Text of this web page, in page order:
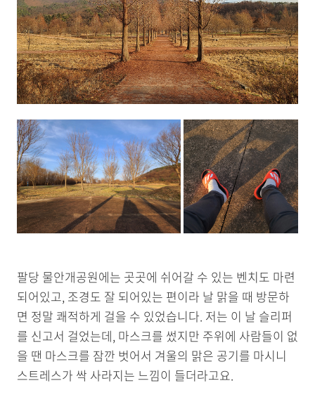
팔당 물안개공원에는 곳곳에 쉬어갈 수 있는 벤치도 마련
되어있고, 조경도 잘 되어있는 편이라 날 맑을 때 방문하
면 정말 쾌적하게 걸을 수 있었습니다. 저는 이 날 슬리퍼
를 신고서 걸었는데, 마스크를 썼지만 주위에 사람들이 없
을 땐 마스크를 잠깐 벗어서 겨울의 맑은 공기를 마시니
스트레스가 싹 사라지는 느낌이 들더라고요.